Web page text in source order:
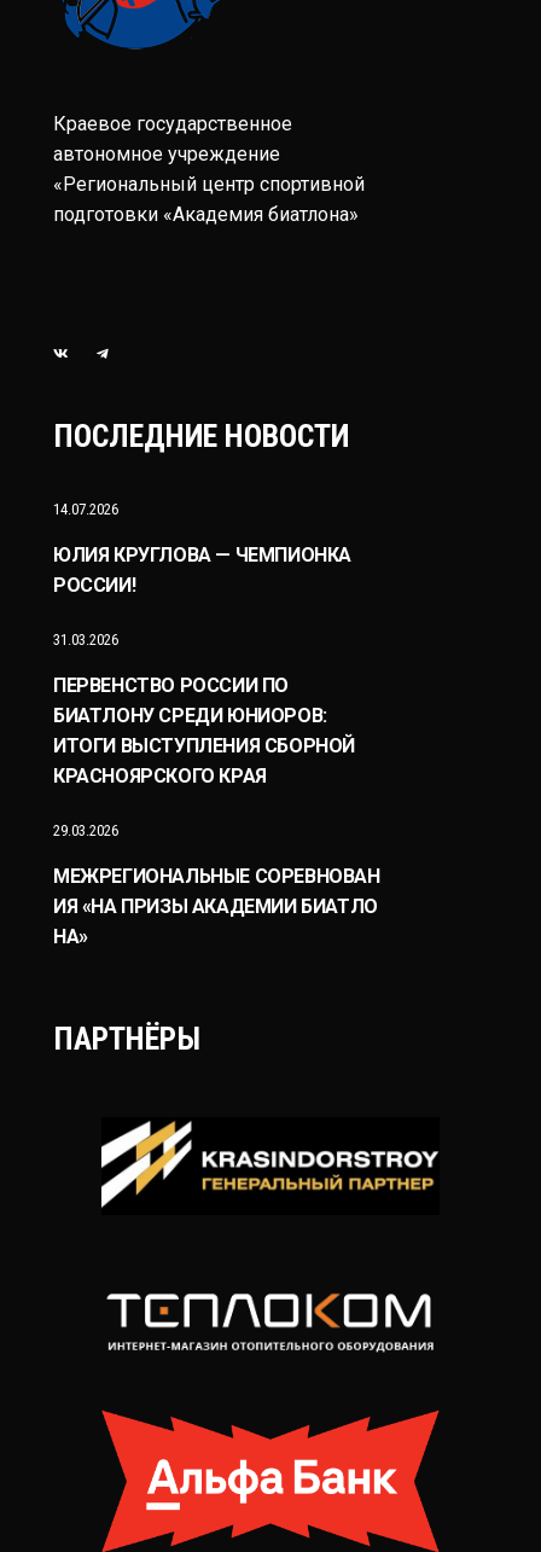
Краевое государственное
автономное учреждение
«Региональный центр спортивной
подготовки «Академия биатлона»
ПОСЛЕДНИЕ НОВОСТИ
14.07.2026
ЮЛИЯ КРУГЛОВА — ЧЕМПИОНКА
РОССИИ!
31.03.2026
ПЕРВЕНСТВО РОССИИ ПО
БИАТЛОНУ СРЕДИ ЮНИОРОВ:
ИТОГИ ВЫСТУПЛЕНИЯ СБОРНОЙ
КРАСНОЯРСКОГО КРАЯ
29.03.2026
МЕЖРЕГИОНАЛЬНЫЕ СОРЕВНОВАН
ИЯ «НА ПРИЗЫ АКАДЕМИИ БИАТЛО
НА»
ПАРТНЁРЫ